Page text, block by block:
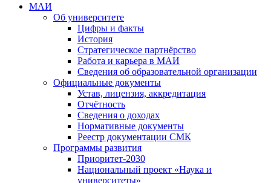
МАИ
Об университете
Цифры и факты
История
Стратегическое партнёрство
Работа и карьера в МАИ
Сведения об образовательной организации
Официальные документы
Устав, лицензия, аккредитация
Отчётность
Сведения о доходах
Нормативные документы
Реестр документации СМК
Программы развития
Приоритет-2030
Национальный проект «Наука и
университеты»